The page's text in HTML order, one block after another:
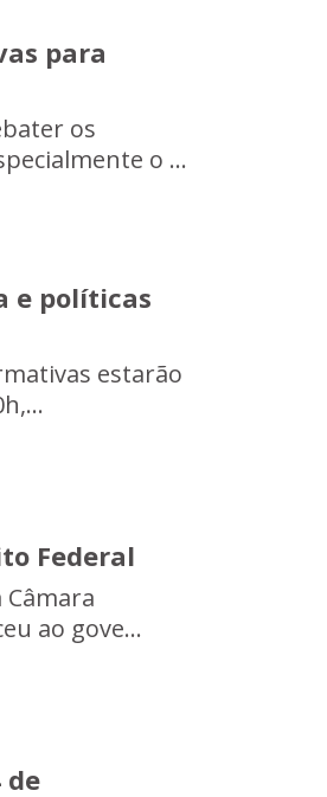
para
os
o ...
e políticas
estarão
Federal
ao gove...
de